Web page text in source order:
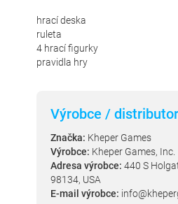
hrací deska
ruleta
4 hrací figurky
pravidla hry
Výrobce / distributor
Značka: Kheper Games
Výrobce: Kheper Games, Inc.
Adresa výrobce: 440 S
98134, USA
E-mail výrobce: